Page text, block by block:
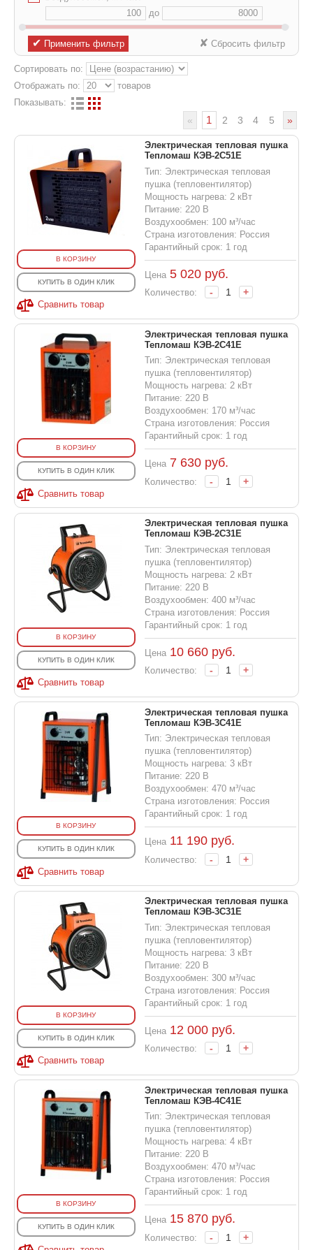
до
✔ Применить фильтр ✘ Сбросить фильтр
Сортировать по:
Отображать по:
товаров
Показывать:
« 1 2 3 4 5 »
В КОРЗИНУ
КУПИТЬ В ОДИН КЛИК
Сравнить товар
Электрическая тепловая пушка
Тепломаш КЭВ-2С51Е
Тип: Электрическая тепловая
пушка (тепловентилятор)
Мощность нагрева: 2 кВт
Питание: 220 В
Воздухообмен: 100 м³/час
Страна изготовления: Россия
Гарантийный срок: 1 год
Цена 5 020руб.
Количество: - +
В КОРЗИНУ
КУПИТЬ В ОДИН КЛИК
Сравнить товар
Электрическая тепловая пушка
Тепломаш КЭВ-2С41Е
Тип: Электрическая тепловая
пушка (тепловентилятор)
Мощность нагрева: 2 кВт
Питание: 220 В
Воздухообмен: 170 м³/час
Страна изготовления: Россия
Гарантийный срок: 1 год
Цена 7 630руб.
Количество: - +
В КОРЗИНУ
КУПИТЬ В ОДИН КЛИК
Сравнить товар
Электрическая тепловая пушка
Тепломаш КЭВ-2С31Е
Тип: Электрическая тепловая
пушка (тепловентилятор)
Мощность нагрева: 2 кВт
Питание: 220 В
Воздухообмен: 400 м³/час
Страна изготовления: Россия
Гарантийный срок: 1 год
Цена 10 660руб.
Количество: - +
В КОРЗИНУ
КУПИТЬ В ОДИН КЛИК
Сравнить товар
Электрическая тепловая пушка
Тепломаш КЭВ-3С41Е
Тип: Электрическая тепловая
пушка (тепловентилятор)
Мощность нагрева: 3 кВт
Питание: 220 В
Воздухообмен: 470 м³/час
Страна изготовления: Россия
Гарантийный срок: 1 год
Цена 11 190руб.
Количество: - +
В КОРЗИНУ
КУПИТЬ В ОДИН КЛИК
Сравнить товар
Электрическая тепловая пушка
Тепломаш КЭВ-3С31Е
Тип: Электрическая тепловая
пушка (тепловентилятор)
Мощность нагрева: 3 кВт
Питание: 220 В
Воздухообмен: 300 м³/час
Страна изготовления: Россия
Гарантийный срок: 1 год
Цена 12 000руб.
Количество: - +
В КОРЗИНУ
КУПИТЬ В ОДИН КЛИК
Электрическая тепловая пушка
Тепломаш КЭВ-4С41Е
Тип: Электрическая тепловая
пушка (тепловентилятор)
Мощность нагрева: 4 кВт
Питание: 220 В
Воздухообмен: 470 м³/час
Страна изготовления: Россия
Гарантийный срок: 1 год
Цена 15 870руб.
Количество: - +